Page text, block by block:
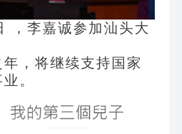
，李嘉诚参加汕头大
，将继续支持国家
。